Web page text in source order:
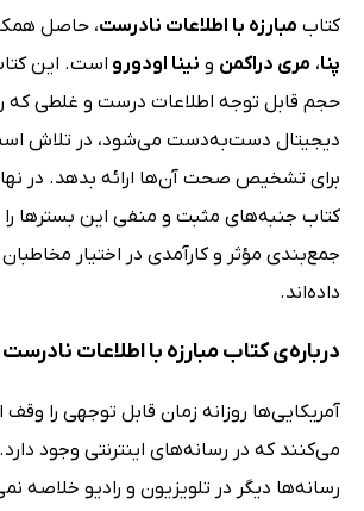
کتاب مبارزه با اطلاعات نادرست، حاصل
پنا، مری دراکمن و نینا اودورو است. این
حجم قابل توجه اطلاعات درست و غلطی که
دیجیتال دست‌به‌دست می‌شود، در تلاش است
برای تشخیص صحت آن‌ها ارائه بدهد. در
کتاب جنبه‌های مثبت و منفی این بسترها را
جمع‌بندی مؤثر و کارآمدی در اختیار
داده‌اند.
درباره‌ی کتاب مبارزه با اطلاعات نادرست
آمریکایی‌ها روزانه زمان قابل توجهی را
می‌کنند که در رسانه‌های اینترنتی وجود
رسانه‌ها دیگر در تلویزیون و رادیو خلاصه